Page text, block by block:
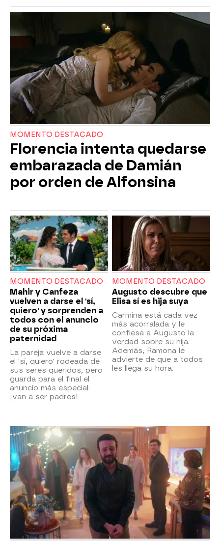
MOMENTO DESTACADO
Florencia intenta quedarse
embarazada de Damián
por orden de Alfonsina
MOMENTO DESTACADO
Mahir y Canfeza
vuelven a darse el 'sí,
quiero' y sorprenden a
todos con el anuncio
de su próxima
paternidad
La pareja vuelve a darse
el 'sí, quiero' rodeada de
sus seres queridos, pero
guarda para el final el
anuncio más especial:
¡van a ser padres!
MOMENTO DESTACADO
Augusto descubre que
Elisa sí es hija suya
Carmina está cada vez
más acorralada y le
confiesa a Augusto la
verdad sobre su hija.
Además, Ramona le
advierte de que a todos
les llega su hora.